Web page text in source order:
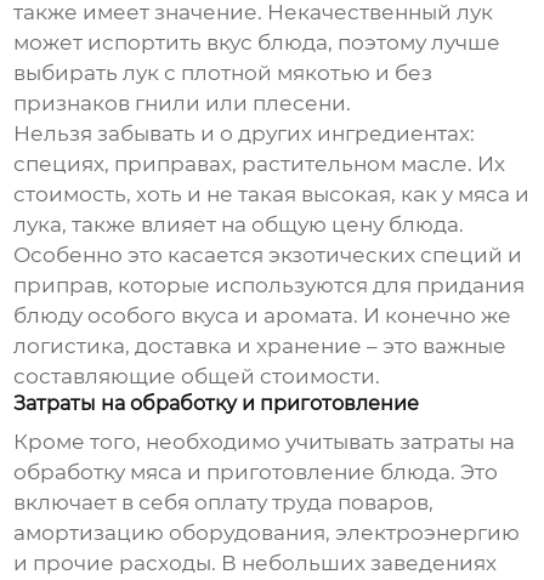
также имеет значение. Некачественный лук
может испортить вкус блюда, поэтому лучше
выбирать лук с плотной мякотью и без
признаков гнили или плесени.
Нельзя забывать и о других ингредиентах:
специях, приправах, растительном масле. Их
стоимость, хоть и не такая высокая, как у мяса и
лука, также влияет на общую цену блюда.
Особенно это касается экзотических специй и
приправ, которые используются для придания
блюду особого вкуса и аромата. И конечно же
логистика, доставка и хранение – это важные
составляющие общей стоимости.
Затраты на обработку и приготовление
Кроме того, необходимо учитывать затраты на
обработку мяса и приготовление блюда. Это
включает в себя оплату труда поваров,
амортизацию оборудования, электроэнергию
и прочие расходы. В небольших заведениях